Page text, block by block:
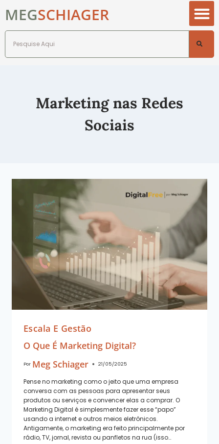
MEGSCHIAGER
Marketing nas Redes
Sociais
Escala E Gestão
O Que É Marketing Digital?
Por Meg Schiager 21/05/2025
Pense no marketing como o jeito que uma empresa
conversa com as pessoas para apresentar seus
produtos ou serviços e convencer elas a comprar. O
Marketing Digital é simplesmente fazer esse “papo”
usando a internet e outros meios eletrônicos.
Antigamente, o marketing era feito principalmente por
rádio, TV, jornal, revista ou panfletos na rua (isso…